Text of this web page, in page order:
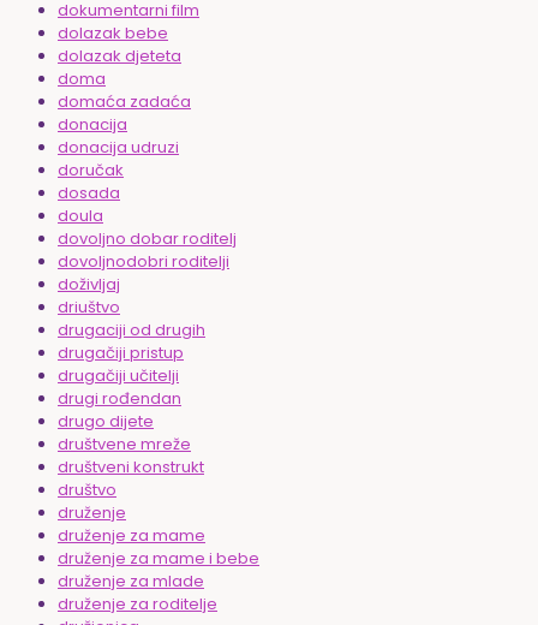
dokumentarni film
dolazak bebe
dolazak djeteta
doma
domaća zadaća
donacija
donacija udruzi
doručak
dosada
doula
dovoljno dobar roditelj
dovoljnodobri roditelji
doživljaj
driuštvo
drugaciji od drugih
drugačiji pristup
drugačiji učitelji
drugi rođendan
drugo dijete
društvene mreže
društveni konstrukt
društvo
druženje
druženje za mame
druženje za mame i bebe
druženje za mlade
druženje za roditelje